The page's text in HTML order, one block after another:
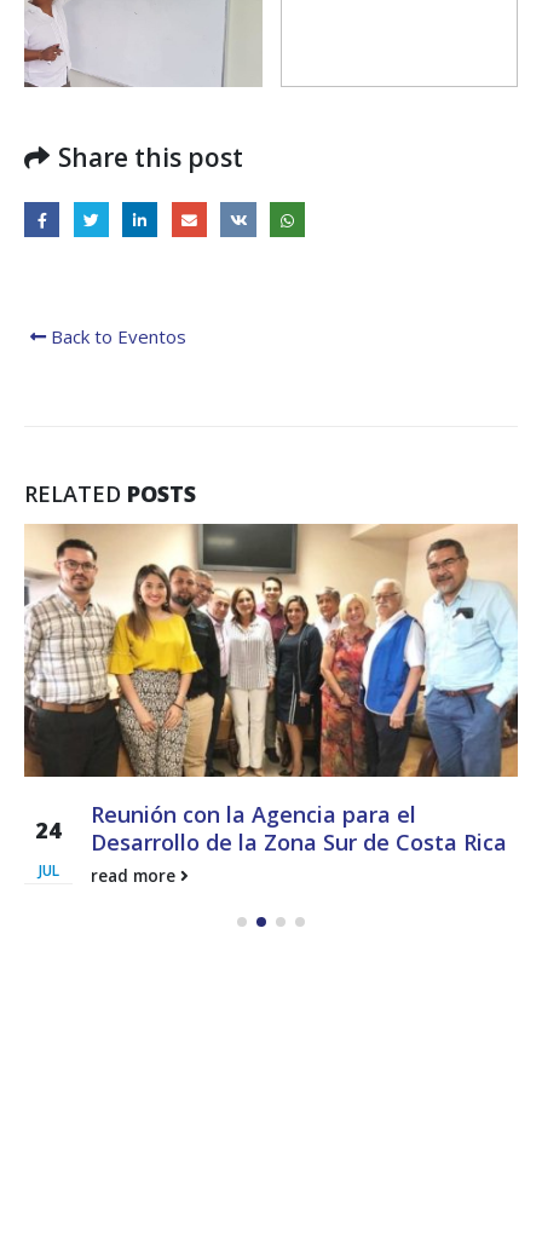
Share this post
Back to Eventos
RELATED POSTS
24
JUL
Reunión con la Agencia para el
Desarrollo de la Zona Sur de Costa Rica
read more